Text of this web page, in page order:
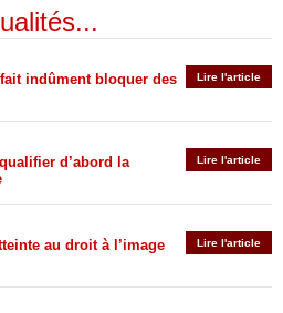
Lire l'article
indûment bloquer des
Lire l'article
d’abord la
Lire l'article
au droit à l’image